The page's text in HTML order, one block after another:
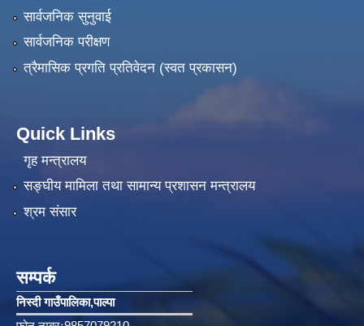
सार्वजनिक सुनुवाई
सार्वजनिक परीक्षण
त्रैमासिक प्रगति प्रतिवेदन (स्वत प्रकासन)
Quick Links
गृह मन्त्रालय
सङ्‍घीय मामिला तथा सामान्य प्रशासन मन्त्रालय
श्रम संसार
सम्पर्क
निस्दी गाउँपालिका‚पाल्पा